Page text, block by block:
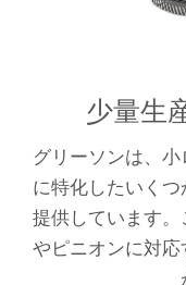
少量生
グリーソンは、
に特化したいく
提供しています
やピニオンに対